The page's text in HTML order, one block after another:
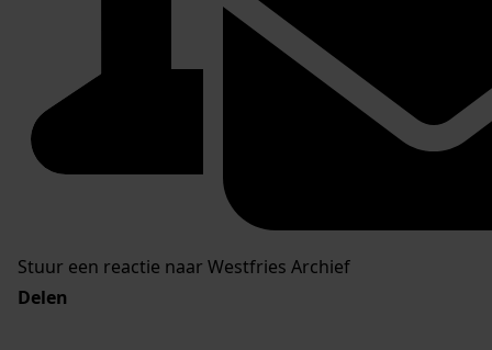
Stuur een reactie naar Westfries Archief
Delen